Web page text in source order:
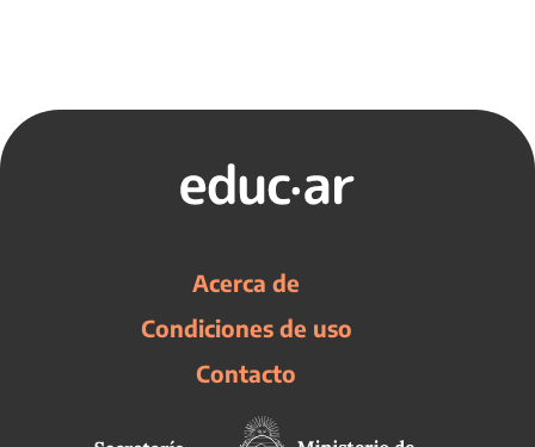
Acerca de
Condiciones de uso
Contacto